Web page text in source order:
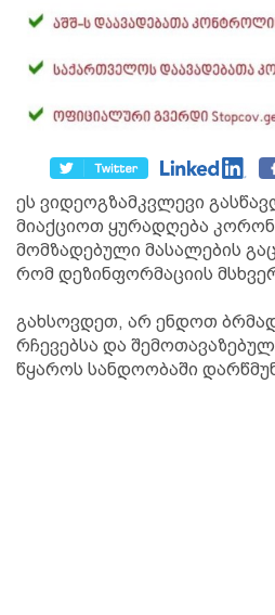
ეს ვიდეოგზამკვლევი
მიაქციოთ ყურადღება
მომზადებული მასალების
რომ დეზინფორმაციის
გახსოვდეთ, არ ენდოთ
რჩევებსა და
წყაროს სანდოობაში